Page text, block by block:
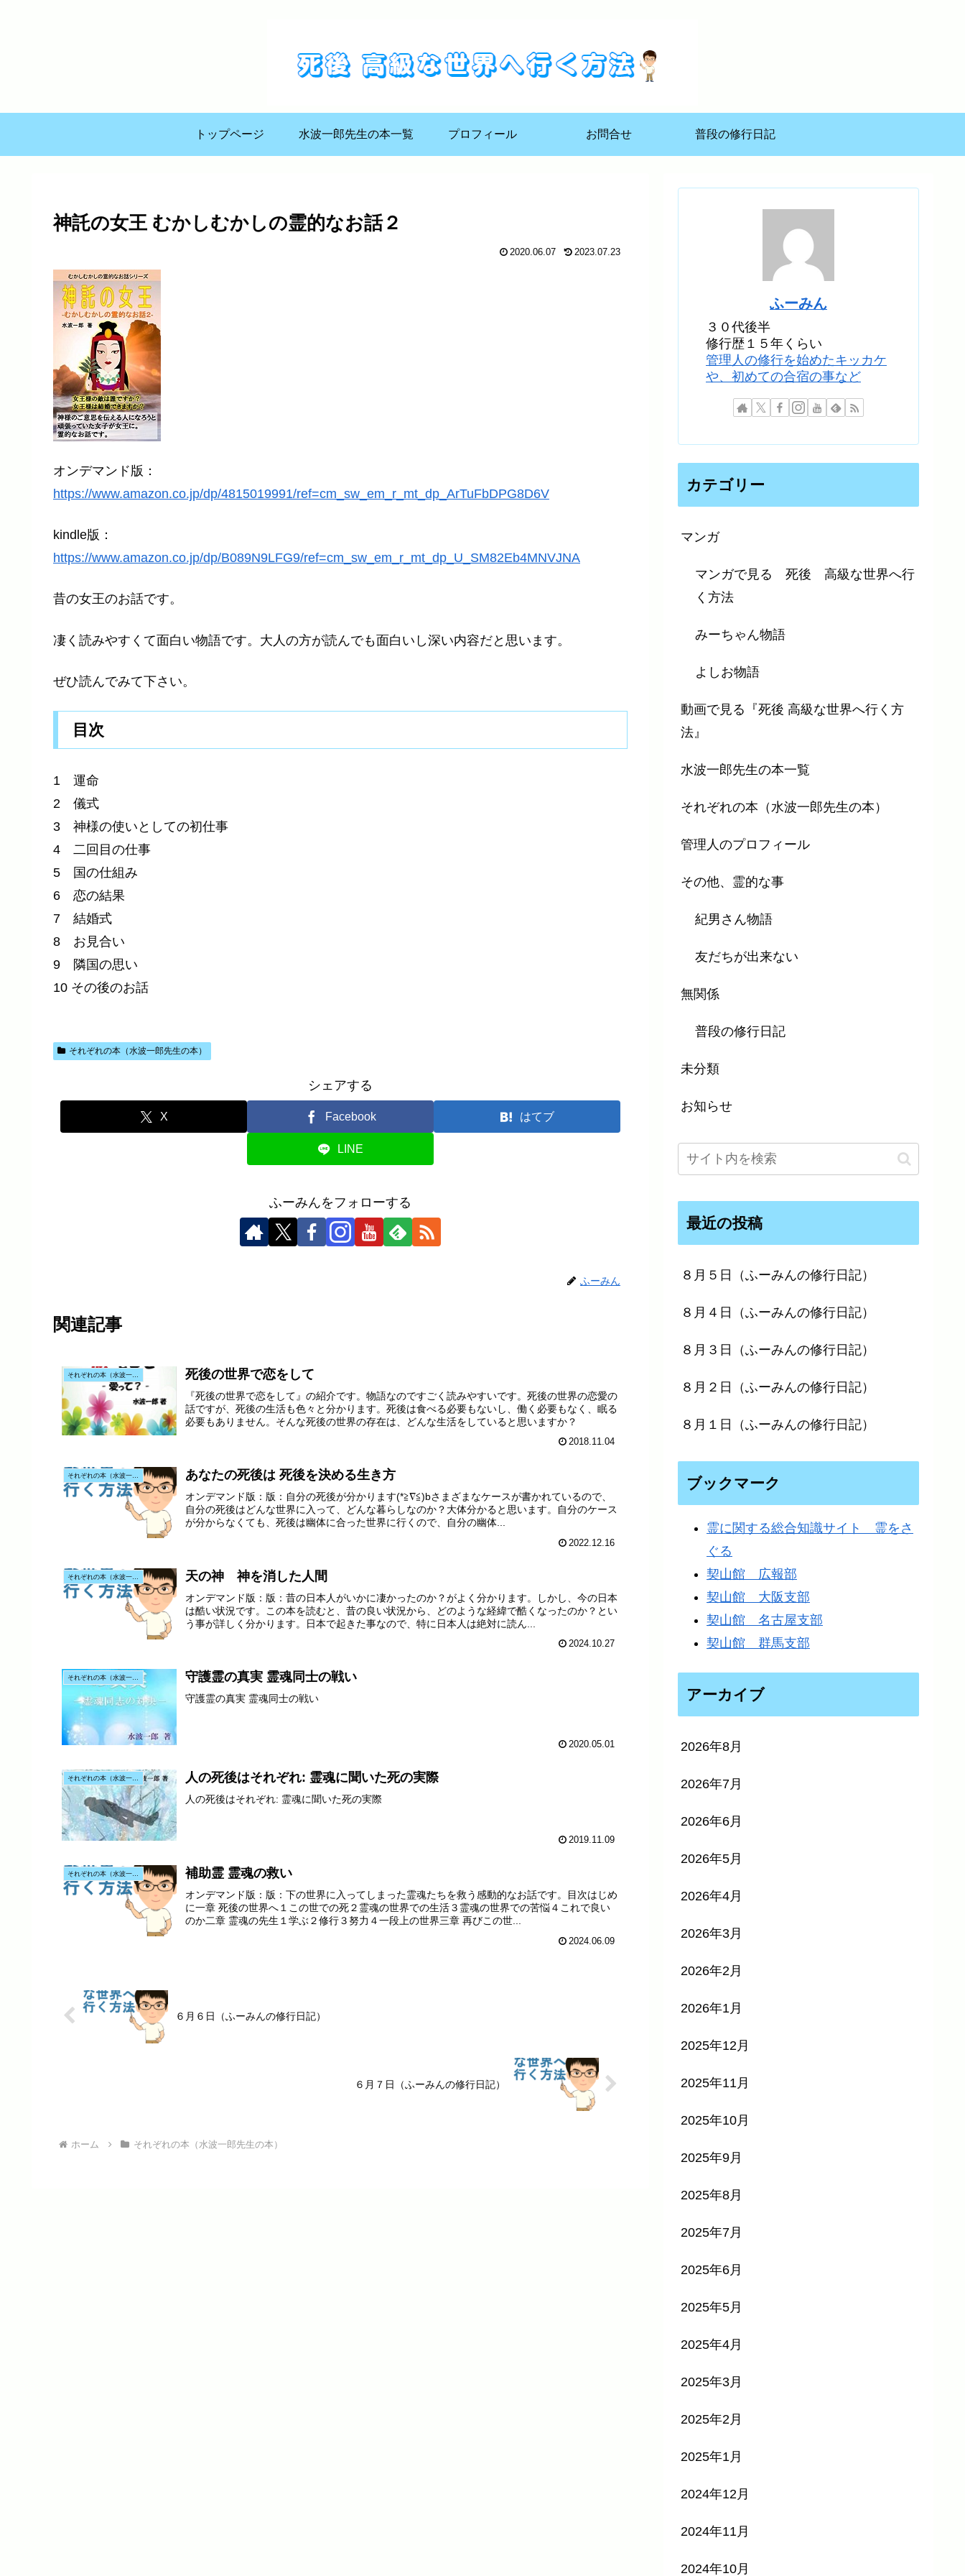
トップページ 水波一郎先生の本一覧 プロフィール お問合せ 普段の修行日記
神託の女王 むかしむかしの霊的なお話２
2020.06.07 2023.07.23
オンデマンド版：
https://www.amazon.co.jp/dp/4815019991/ref=cm_sw_em_r_mt_dp_ArTuFbDPG8D6V
kindle版：
https://www.amazon.co.jp/dp/B089N9LFG9/ref=cm_sw_em_r_mt_dp_U_SM82Eb4MNVJNA
昔の女王のお話です。
凄く読みやすくて面白い物語です。大人の方が読んでも面白いし深い内容だと思います。
ぜひ読んでみて下さい。
目次
1 運命
2 儀式
3 神様の使いとしての初仕事
4 二回目の仕事
5 国の仕組み
6 恋の結果
7 結婚式
8 お見合い
9 隣国の思い
10 その後のお話
それぞれの本（水波一郎先生の本）
シェアする
X Facebook はてブ
LINE
ふーみんをフォローする
ふーみん
関連記事
死後の世界で恋をして
『死後の世界で恋をして』の紹介です。物語なのですごく読みやすいです。死後の世界の恋愛の
話ですが、死後の生活も色々と分かります。死後は食べる必要もないし、働く必要もなく、眠る
必要もありません。そんな死後の世界の存在は、どんな生活をしていると思いますか？
2018.11.04
それぞれの本（水波一郎先生の本） あなたの死後は 死後を決める生き方
オンデマンド版：版：自分の死後が分かります(*≧∇≦)bさまざまなケースが書かれているので、
自分の死後はどんな世界に入って、どんな暮らしなのか？大体分かると思います。自分のケース
が分からなくても、死後は幽体に合った世界に行くので、自分の幽体...
2022.12.16
天の神 神を消した人間
オンデマンド版：版：昔の日本人がいかに凄かったのか？がよく分かります。しかし、今の日本
は酷い状況です。この本を読むと、昔の良い状況から、どのような経緯で酷くなったのか？とい
う事が詳しく分かります。日本で起きた事なので、特に日本人は絶対に読ん...
2024.10.27
それぞれの本（水波一郎先生の本） 守護霊の真実 霊魂同士の戦い
守護霊の真実 霊魂同士の戦い
2020.05.01
それぞれの本（水波一郎先生の本） 人の死後はそれぞれ: 霊魂に聞いた死の実際
人の死後はそれぞれ: 霊魂に聞いた死の実際
2019.11.09
それぞれの本（水波一郎先生の本） 補助霊 霊魂の救い
オンデマンド版：版：下の世界に入ってしまった霊魂たちを救う感動的なお話です。目次はじめ
に一章 死後の世界へ１この世での死２霊魂の世界での生活３霊魂の世界での苦悩４これで良い
のか二章 霊魂の先生１学ぶ２修行３努力４一段上の世界三章 再びこの世...
2024.06.09
６月６日（ふーみんの修行日記）
６月７日（ふーみんの修行日記）
ホーム それぞれの本（水波一郎先生の本）
ふーみん
３０代後半
修行歴１５年くらい
管理人の修行を始めたキッカケ
や、初めての合宿の事など
カテゴリー
マンガ
マンガで見る 死後 高級な世界へ行
く方法
みーちゃん物語
よしお物語
動画で見る『死後 高級な世界へ行く方
法』
水波一郎先生の本一覧
それぞれの本（水波一郎先生の本）
管理人のプロフィール
その他、霊的な事
紀男さん物語
友だちが出来ない
無関係
普段の修行日記
未分類
お知らせ
最近の投稿
８月５日（ふーみんの修行日記）
８月４日（ふーみんの修行日記）
８月３日（ふーみんの修行日記）
８月２日（ふーみんの修行日記）
８月１日（ふーみんの修行日記）
ブックマーク
霊に関する総合知識サイト 霊をさ
ぐる
契山館 広報部
契山館 大阪支部
契山館 名古屋支部
契山館 群馬支部
アーカイブ
2026年8月
2026年7月
2026年6月
2026年5月
2026年4月
2026年3月
2026年2月
2026年1月
2025年12月
2025年11月
2025年10月
2025年9月
2025年8月
2025年7月
2025年6月
2025年5月
2025年4月
2025年3月
2025年2月
2025年1月
2024年12月
2024年11月
2024年10月